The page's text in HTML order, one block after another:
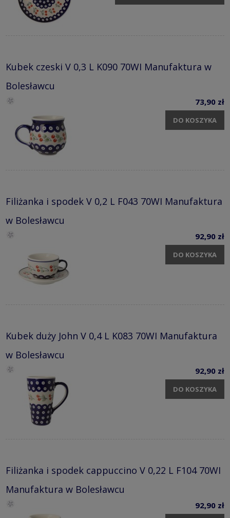
Kubek czeski V 0,3 L K090 70WI Manufaktura w
Bolesławcu
73,90 zł
DO KOSZYKA
Filiżanka i spodek V 0,2 L F043 70WI Manufaktura
w Bolesławcu
92,90 zł
DO KOSZYKA
Kubek duży John V 0,4 L K083 70WI Manufaktura
w Bolesławcu
92,90 zł
DO KOSZYKA
Filiżanka i spodek cappuccino V 0,22 L F104 70WI
Manufaktura w Bolesławcu
92,90 zł